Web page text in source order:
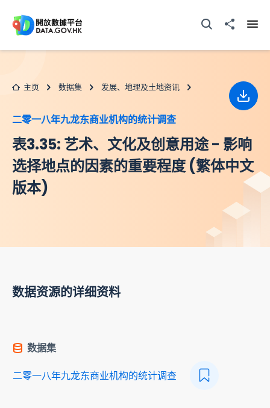
打开搜寻器分享至
主页 数据集 发展、地理及土地资讯
二零一八年九龙东商业机构的统计调查
表3.35: 艺术、文化及创意用途 - 影响
选择地点的因素的重要程度 (繁体中文
版本)
下载
数据资源的详细资料
数据集
二零一八年九龙东商业机构的统计调查